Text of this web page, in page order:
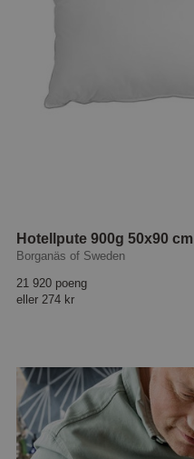
Hotellpute 900g 50x90 cm
Borganäs of Sweden
21 920 poeng
eller 274 kr